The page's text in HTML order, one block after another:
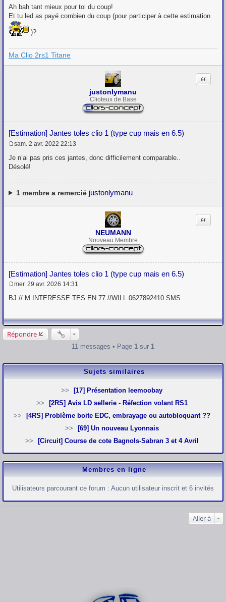
Ah bah tant mieux pour toi du coup!
Et tu led as payé combien du coup (pour participer à cette estimation
)?
Ma Clio 2rs1 Titane
justonlymanu
Clioteux de Base
[Estimation] Jantes toles clio 1 (type cup mais en 6.5)
Citation
e
s
s
g
e
sam. 2 avr. 2022 22:13
Je n’ai pas pris ces jantes, donc difficilement comparable..
Désolé!
1membre a remercié justonlymanu
NEUMANN
Nouveau Membre
[Estimation] Jantes toles clio 1 (type cup mais en 6.5)
Citation
e
a
g
e
mer. 29 avr. 2026 14:31
BJ // M INTERESSE TES EN 77 //WILL 0627892410 SMS
Répondre
11 messages • Page 1 sur 1
Sujets similaires
[17] Présentation leemoobay
[2RS] Avis LD sellerie - Réfection volant RS1
[4RS] Problème boite EDC, embrayage ou autobloquant ??
[69] Un nouveau Lyonnais
[Circuit] Course de cote Bagnols-Sabran 3 et 4 Avril
Membres en ligne
Utilisateurs parcourant ce forum : Aucun utilisateur inscrit et 6 invités
Aller à